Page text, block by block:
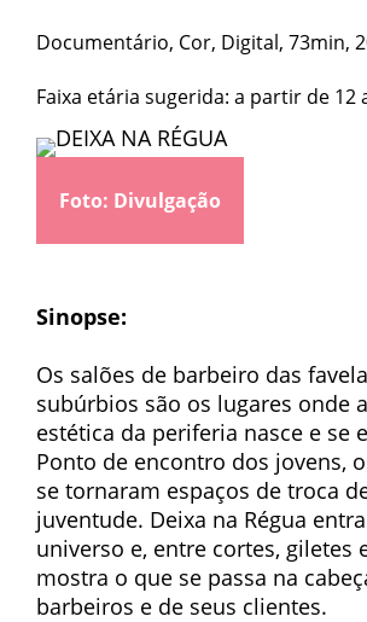
Documentário, Cor, Digital, 73min,
Faixa etária sugerida: a partir de 12
Foto: Divulgação
Sinopse:
Os salões de barbeiro das
subúrbios são os lugares onde
estética da periferia nasce e se
Ponto de encontro dos jovens,
se tornaram espaços de troca
juventude. Deixa na Régua
universo e, entre cortes, giletes
mostra o que se passa na
barbeiros e de seus clientes.